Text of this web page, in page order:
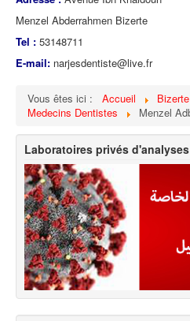
Menzel Abderrahmen Bizerte
Tel : 53148711
E-mail: narjesdentiste@live.fr
Vous êtes ici : Accueil Bizerte
Medecins Dentistes
Menzel
Laboratoires privés